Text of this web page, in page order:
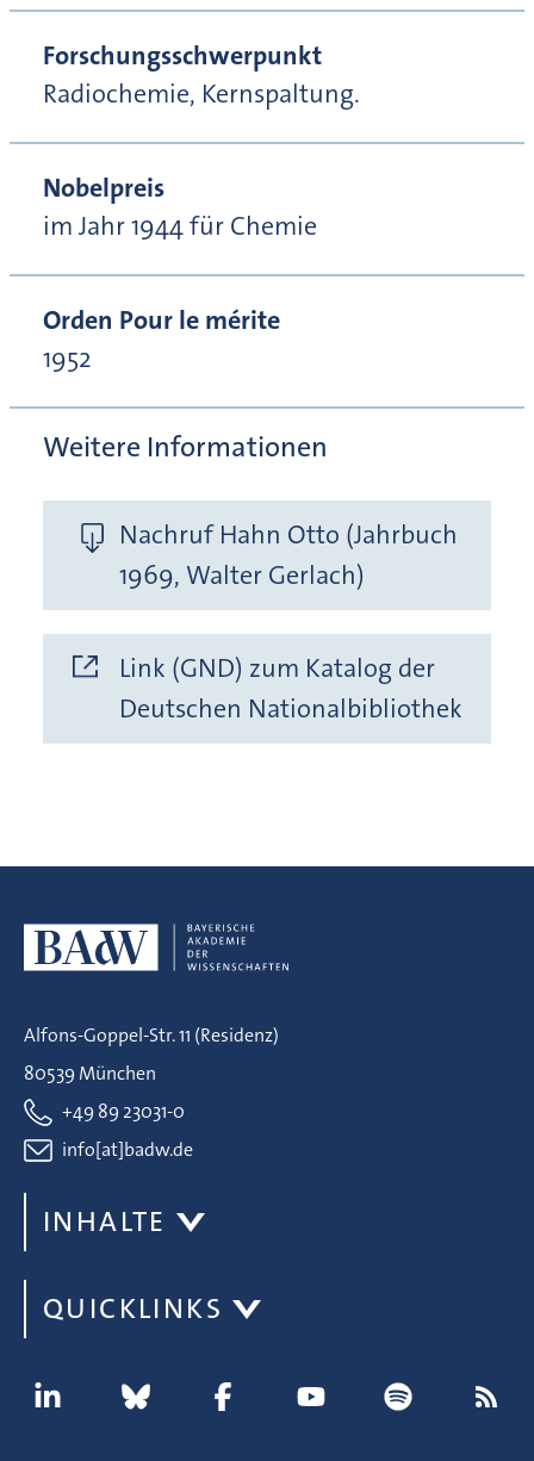
Forschungsschwerpunkt
Radiochemie, Kernspaltung.
Nobelpreis
im Jahr 1944 für Chemie
Orden Pour le mérite
1952
Weitere Informationen
Nachruf Hahn Otto (Jahrbuch
1969, Walter Gerlach)
Link (GND) zum Katalog der
Deutschen Nationalbibliothek
Alfons-Goppel-Str. 11 (Residenz)
80539 München
+49 89 23031-0
info[at]badw.de
INHALTE
QUICKLINKS